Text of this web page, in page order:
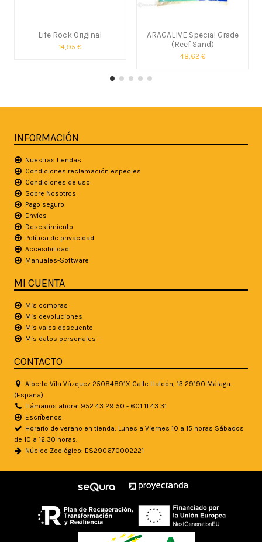
Life Rock Original
14,95 €
ARAGALIVE Special Grade
(Reef Sand)
48,62 €
INFORMACIÓN
Nuestras tiendas
Condiciones reclamación especies
Condiciones de uso
Sobre Nosotros
Pago seguro
Envíos
Desestimiento
Política de privacidad
Accesibilidad
Manuales-Software
MI CUENTA
Mis compras
Mis devoluciones
Mis vales descuento
Mis datos personales
CONTACTO
Alberto Vila Vázquez 25084891X Calle Halcón, 13 29190 Málaga
(España)
Llámanos ahora: 952 43 29 50 - 601 11 43 31
Escríbenos
Horario de verano en tienda: Lunes a Viernes 10 a 15 horas Sábados
de 10 a 12:30 horas.
Núcleo Zoológico: ES290670002221